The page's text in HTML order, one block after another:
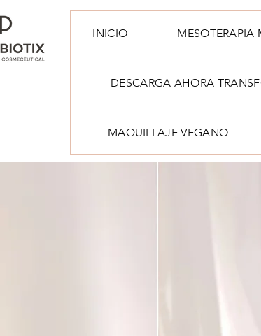
INICIO MESOTERAPIA
DESCARGA AHORA
MAQUILLAJE VEGANO